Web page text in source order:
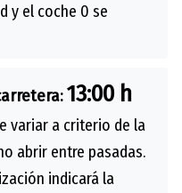
y el coche 0 se
13:00 h
variar a criterio de la
abrir entre pasadas.
indicará la